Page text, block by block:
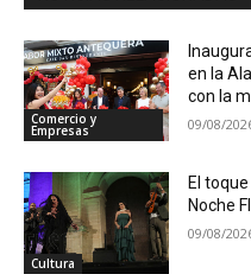
Comercio y
Empresas
en la
con la
09/08/
Cultura
El
Noche
09/08/